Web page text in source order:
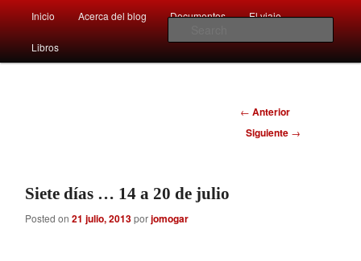
Afán por saber
nos rodea
Main
menu
Skip
to
Skip
to
Inicio Acerca del blog Documentos El viaje …
Libros
Navegador
de
← Anterior
Siguiente →
Siete días … 14 a 20 de julio
Posted on 21 julio, 2013porjomogar